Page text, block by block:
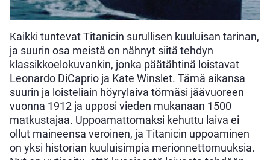
Kaikki tuntevat Titanicin surullisen kuuluisan tarinan,
ja suurin osa meistä on nähnyt siitä tehdyn
klassikkoelokuvankin, jonka päätähtinä loistavat
Leonardo DiCaprio ja Kate Winslet. Tämä aikansa
suurin ja loisteliain höyrylaiva törmäsi jäävuoreen
vuonna 1912 ja upposi vieden mukanaan 1500
matkustajaa. Uppoamattomaksi kehuttu laiva ei
ollut maineensa veroinen, ja Titanicin uppoaminen
on yksi historian kuuluisimpia merionnettomuuksia.